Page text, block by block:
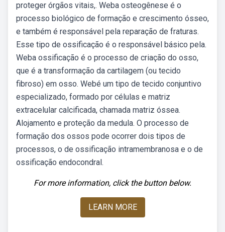
proteger órgãos vitais,. Weba osteogênese é o
processo biológico de formação e crescimento ósseo,
e também é responsável pela reparação de fraturas.
Esse tipo de ossificação é o responsável básico pela.
Weba ossificação é o processo de criação do osso,
que é a transformação da cartilagem (ou tecido
fibroso) em osso. Webé um tipo de tecido conjuntivo
especializado, formado por células e matriz
extracelular calcificada, chamada matriz óssea.
Alojamento e proteção da medula. O processo de
formação dos ossos pode ocorrer dois tipos de
processos, o de ossificação intramembranosa e o de
ossificação endocondral.
For more information, click the button below.
LEARN MORE